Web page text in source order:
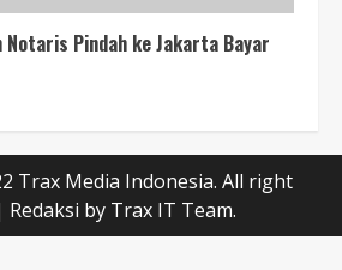
Notaris Pindah ke Jakarta Bayar
Trax Media Indonesia. All right
Redaksi by Trax IT Team.